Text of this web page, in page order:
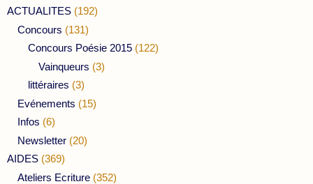
ACTUALITES (192)
Concours (131)
Concours Poésie 2015 (122)
Vainqueurs (3)
littéraires (3)
Evénements (15)
Infos (6)
Newsletter (20)
AIDES (369)
Ateliers Ecriture (352)